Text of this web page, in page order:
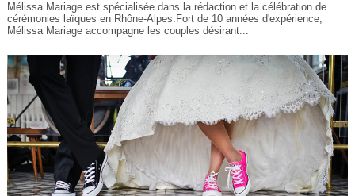
Mélissa Mariage est spécialisée dans la rédaction et la célébration de
cérémonies laïques en Rhône-Alpes.Fort de 10 années d'expérience,
Mélissa Mariage accompagne les couples désirant...